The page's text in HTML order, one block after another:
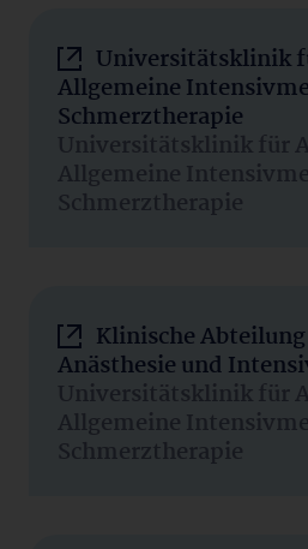
Universitätsklinik
Allgemeine
Schmerztherapie
Universitätsklinik für
Allgemeine
Schmerztherapie
Klinische
Anästhesie und
Universitätsklinik für
Allgemeine
Schmerztherapie